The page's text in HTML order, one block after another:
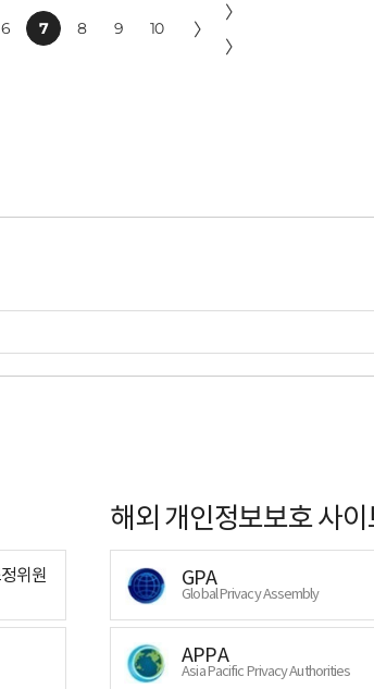
6 7 8 9 10 〉
〉
〉
위원
해외 개인정보보호 사
GPA
Global Privacy Assembly
APPA
Asia Pacific Privacy Authorities